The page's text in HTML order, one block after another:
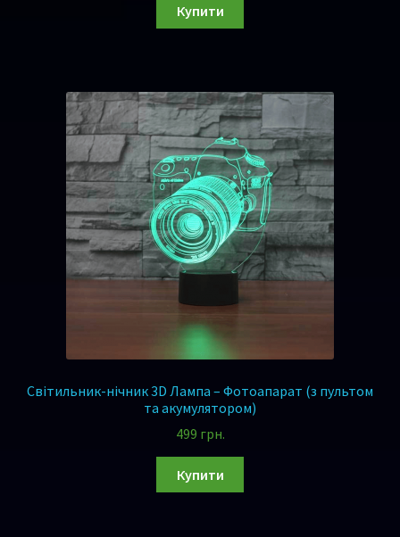
Купити
Світильник-нічник 3D Лампа – Фотоапарат (з пультом
та акумулятором)
499 грн.
Купити